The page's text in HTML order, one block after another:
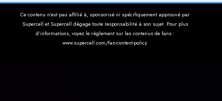
Ce contenu n’est pas affilié à, sponsorisé ni spécifiquement approuvé par
Supercell et Supercell dégage toute responsabilité à son sujet. Pour plus
d’informations, voyez le règlement sur les contenus de fans :
www.supercell.com/fan-content-policy.